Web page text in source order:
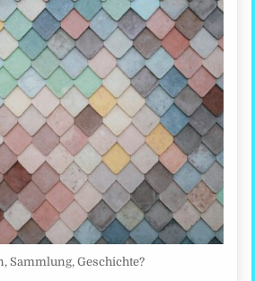
Sammlung, Geschichte?